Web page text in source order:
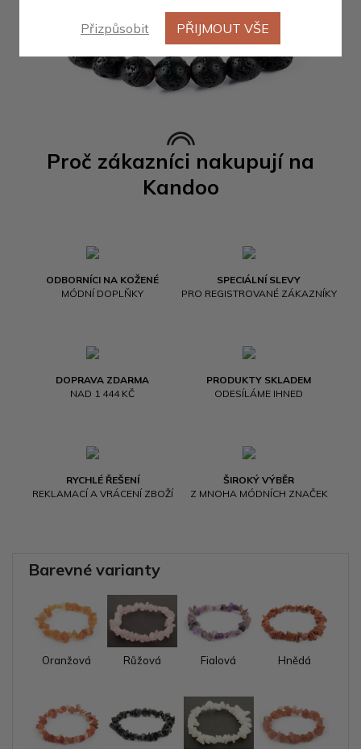
Proč zákazníci nakupují na
Kandoo
ODBORNÍCI NA KOŽENÉ
MÓDNÍ DOPLŇKY
SPECIÁLNÍ SLEVY
PRO REGISTROVANÉ ZÁKAZNÍKY
DOPRAVA ZDARMA
NAD 1 444 KČ
PRODUKTY SKLADEM
ODESÍLÁME IHNED
RYCHLÉ ŘEŠENÍ
REKLAMACÍ A VRÁCENÍ ZBOŽÍ
ŠIROKÝ VÝBĚR
Z MNOHA MÓDNÍCH ZNAČEK
Barevné varianty
Oranžová Růžová Fialová Hnědá
Přizpůsobit PŘIJMOUT VŠE